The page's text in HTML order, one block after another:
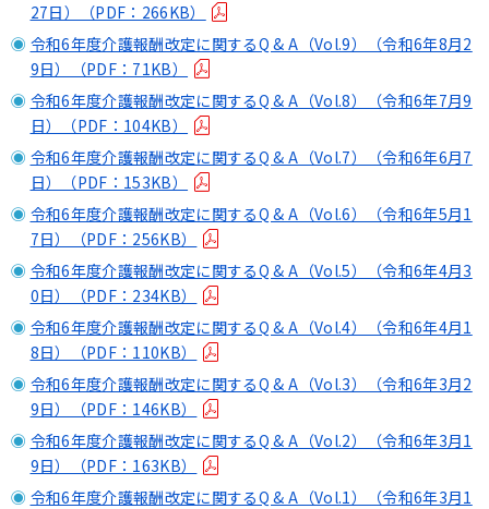
27日）（PDF：266KB）
令和6年度介護報酬改定に関するQ & A（Vol.9）（令和6年8月2
9日）（PDF：71KB）
令和6年度介護報酬改定に関するQ & A（Vol.8）（令和6年7月9
日）（PDF：104KB）
令和6年度介護報酬改定に関するQ & A（Vol.7）（令和6年6月7
日）（PDF：153KB）
令和6年度介護報酬改定に関するQ & A（Vol.6）（令和6年5月1
7日）（PDF：256KB）
令和6年度介護報酬改定に関するQ & A（Vol.5）（令和6年4月3
0日）（PDF：234KB）
令和6年度介護報酬改定に関するQ & A（Vol.4）（令和6年4月1
8日）（PDF：110KB）
令和6年度介護報酬改定に関するQ & A（Vol.3）（令和6年3月2
9日）（PDF：146KB）
令和6年度介護報酬改定に関するQ & A（Vol.2）（令和6年3月1
9日）（PDF：163KB）
令和6年度介護報酬改定に関するQ & A（Vol.1）（令和6年3月1